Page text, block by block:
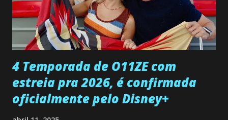
desaparecimento de Francisco, apontando que ele poderia
ter sido vítima da fúria de Gabriel. Artur informa a Gabriel
que a clínica inseminou por engano outra paciente, que está
...
4 Temporada de O11ZE com
estreia pra 2026, é confirmada
oficialmente pelo Disney+